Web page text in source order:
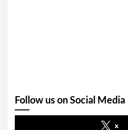
Follow us on Social Media
x